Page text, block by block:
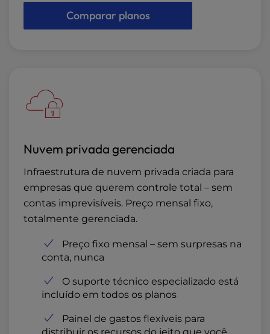
Comparar planos
Nuvem privada gerenciada
Infraestrutura de nuvem privada criada para
empresas que querem controle total – sem
contas imprevisíveis. Preço mensal fixo,
totalmente gerenciada.
Preço fixo mensal – sem surpresas na
conta, nunca
O suporte técnico especializado está
incluído em todos os planos
Painel de gastos flexíveis para